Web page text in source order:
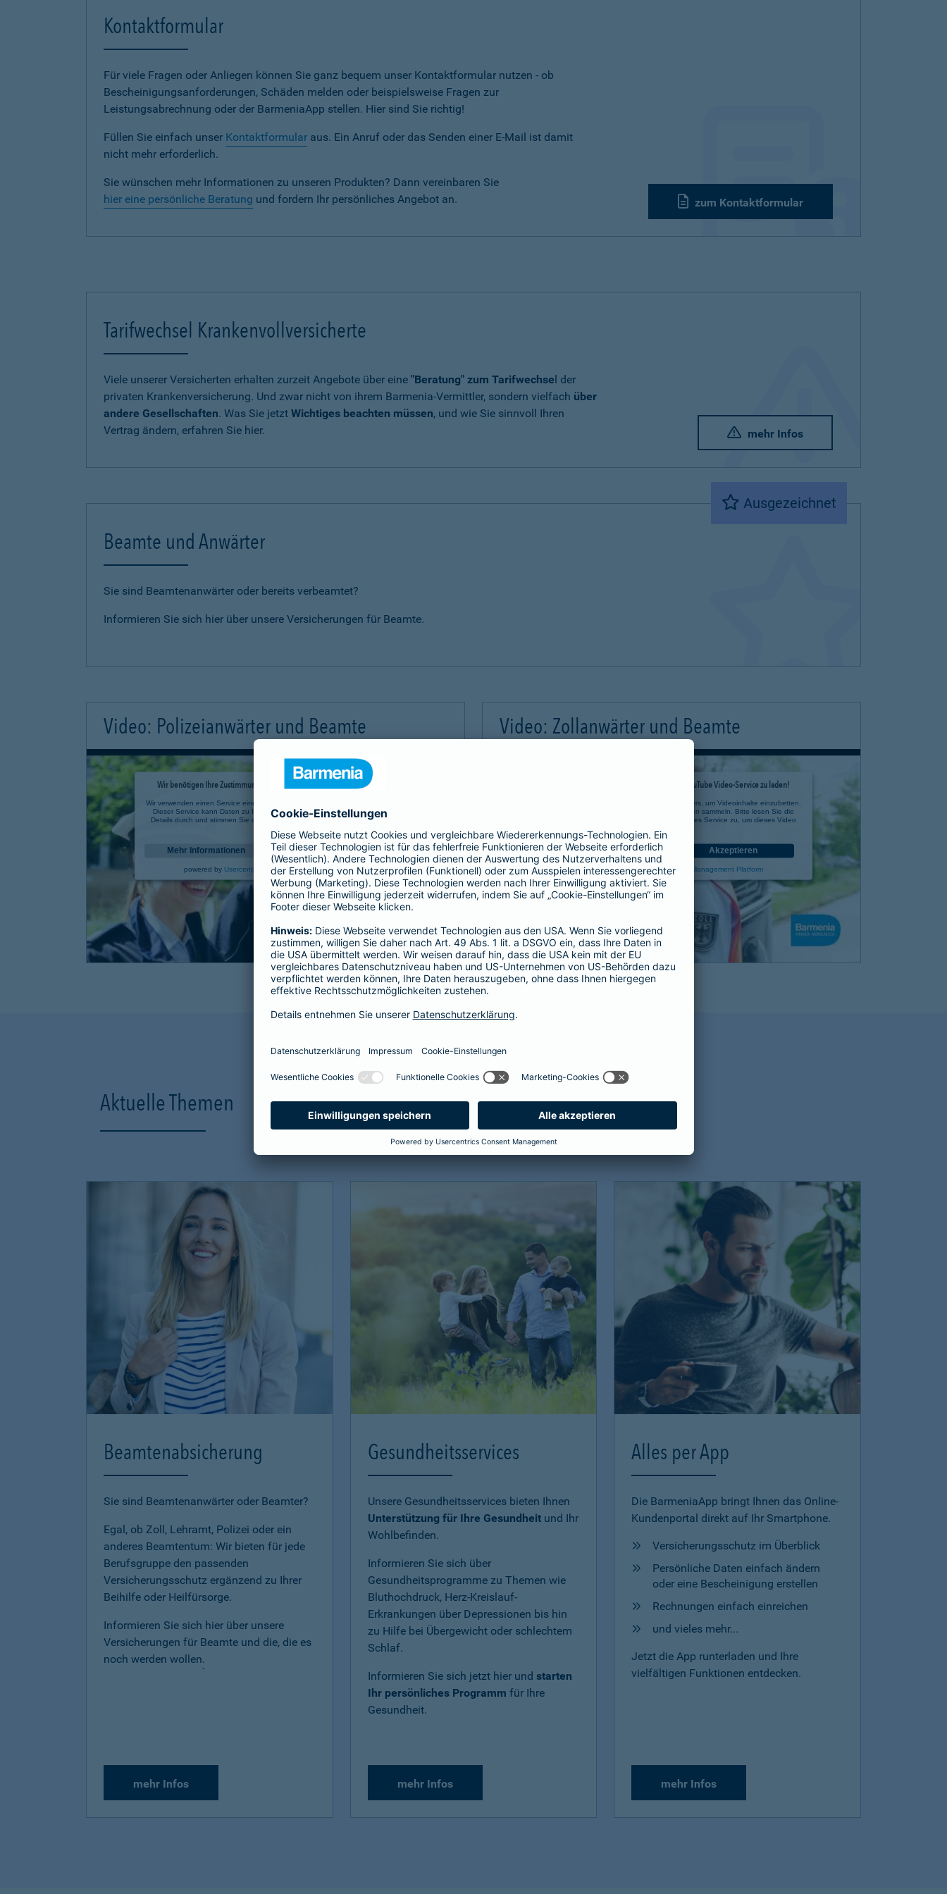
Kontaktformular
Für viele Fragen oder Anliegen können Sie ganz bequem unser Kontaktformular nutzen - ob
Bescheinigungsanforderungen, Schäden melden oder beispielsweise Fragen zur
Leistungsabrechnung oder der BarmeniaApp stellen. Hier sind Sie richtig!
Füllen Sie einfach unser Kontaktformular aus. Ein Anruf oder das Senden einer E-Mail ist damit
nicht mehr erforderlich.
Sie wünschen mehr Informationen zu unseren Produkten? Dann vereinbaren Sie
hier eine persönliche Beratung und fordern Ihr persönliches Angebot an. zum Kontaktformular
Tarifwechsel Krankenvollversicherte
Viele unserer Versicherten erhalten zurzeit Angebote über eine "Beratung" zum Tarifwechsel der
privaten Krankenversicherung. Und zwar nicht von ihrem Barmenia-Vermittler, sondern vielfach über
andere Gesellschaften. Was Sie jetzt Wichtiges beachten müssen, und wie Sie sinnvoll Ihren
Vertrag ändern, erfahren Sie hier.
mehr Infos
Ausgezeichnet
Beamte und Anwärter
Sie sind Beamtenanwärter oder bereits verbeamtet?
Informieren Sie sich hier über unsere Versicherungen für Beamte.
Video: Polizeianwärter und Beamte
Wir benötigen Ihre Zustimmung, um den YouTube Video-Service zu laden!
Wir verwenden einen Service eines Drittanbieters, um Videoinhalte einzubetten.
Dieser Service kann Daten zu Ihren Aktivitäten sammeln. Bitte lesen Sie die
Details durch und stimmen Sie der Nutzung des Service zu, um dieses Video
Mehr Informationen Akzeptieren
powered by Usercentrics Consent Management Platform
Video: Zollanwärter und Beamte
Wir benötigen Ihre Zustimmung, um den YouTube Video-Service zu laden!
Wir verwenden einen Service eines Drittanbieters, um Videoinhalte einzubetten.
Dieser Service kann Daten zu Ihren Aktivitäten sammeln. Bitte lesen Sie die
Details durch und stimmen Sie der Nutzung des Service zu, um dieses Video
Mehr Informationen Akzeptieren
powered byUsercentrics Consent Management Platform
Aktuelle Themen
Beamtenabsicherung
Sie sind Beamtenanwärter oder Beamter?
Egal, ob Zoll, Lehramt, Polizei oder ein
anderes Beamtentum: Wir bieten für jede
Berufsgruppe den passenden
Versicherungsschutz ergänzend zu Ihrer
Beihilfe oder Heilfürsorge.
Informieren Sie sich hier über unsere
Versicherungen für Beamte und die, die es
noch werden wollen.
mehr Infos
Gesundheitsservices
Unsere Gesundheitsservices bieten Ihnen
Unterstützung für Ihre Gesundheitund Ihr
Wohlbefinden.
Informieren Sie sich über
Gesundheitsprogramme zu Themen wie
Bluthochdruck, Herz-Kreislauf-
Erkrankungen über Depressionen bis hin
zu Hilfe bei Übergewicht oder schlechtem
Schlaf.
Informieren Sie sich jetzt hier und starten
Ihr persönliches Programm für Ihre
Gesundheit.
mehr Infos
Alles per App
Die BarmeniaApp bringt Ihnen das Online-
Kundenportal direkt auf Ihr Smartphone.
Versicherungsschutz im Überblick
Persönliche Daten einfach ändern
oder eine Bescheinigung erstellen
Rechnungen einfach einreichen
und vieles mehr...
Jetzt die App runterladen und Ihre
vielfältigen Funktionen entdecken.
mehr Infos